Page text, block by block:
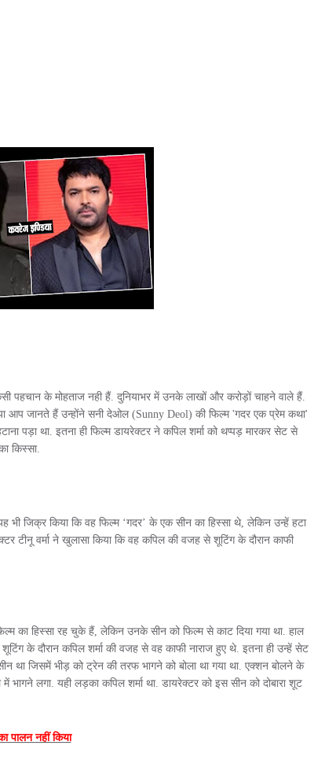
पहचान के मोहताज नही हैं. दुनियाभर में उनके लाखों और करोड़ों चाहने वाले हैं.
आप जानते हैं उन्होंने सनी देओल (Sunny Deol) की फिल्म 'गदर एक प्रेम कथा'
पड़ा था. इतना ही फिल्म डायरेक्टर ने कपिल शर्मा को थप्पड़ मारकर सेट से
किस्सा.
जिक्र किया कि वह फिल्म ‘गदर’ के एक सीन का हिस्सा थे, लेकिन उन्हें हटा
टीनू वर्मा ने खुलासा किया कि वह कपिल की वजह से शूटिंग के दौरान काफी
का हिस्सा रह चुके हैं, लेकिन उनके सीन को फिल्म से काट दिया गया था. हाल
के दौरान कपिल शर्मा की वजह से वह काफी नाराज हुए थे. इतना ही उन्हें सेट
था जिसमें भीड़ को ट्रेन की तरफ भागने को बोला था गया था. एक्शन बोलने के
लगा. यही लड़का कपिल शर्मा था. डायरेक्टर को इस सीन को दोबारा शूट
नहीं किया